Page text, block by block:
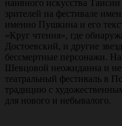
наивного искусства
зрителей на фестивале
именно Пушкина и его
«Круг чтения», где
Достоевский, и другие
бессмертные персонажи.
Шевцовой неожиданна и
театральный фестиваль в
традицию с
для нового и небывалого.